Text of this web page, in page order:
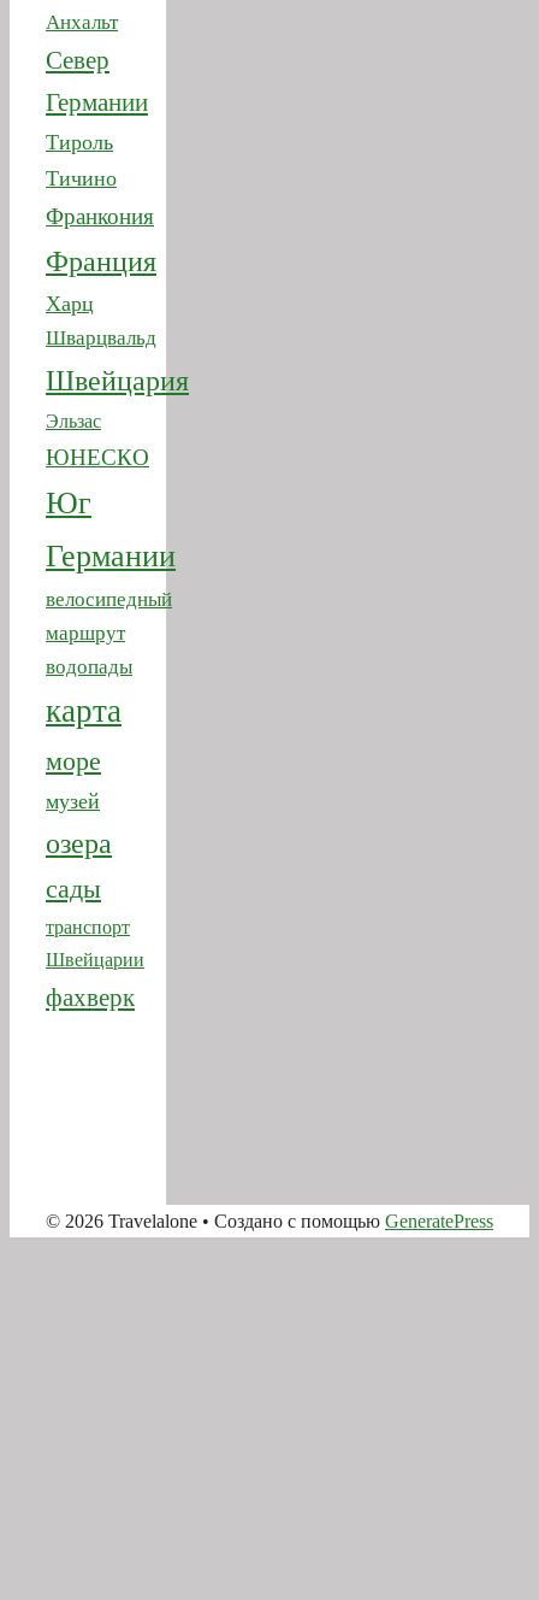
Анхальт
Север
Германии
Тироль
Тичино
Франкония
Франция
Харц
Шварцвальд
Швейцария
Эльзас
ЮНЕСКО
Юг
Германии
велосипедный
маршрут
водопады
карта
море
музей
озера
сады
транспорт
Швейцарии
фахверк
© 2026 Travelalone • Создано с помощью GeneratePress